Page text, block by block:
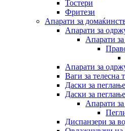
Тостери
Фритези
Апарати за
Апарати за
Апарати
Апарати за
Ваги за телесна
Даски за пеглање
Даски за
Апарати
Диспанзери за